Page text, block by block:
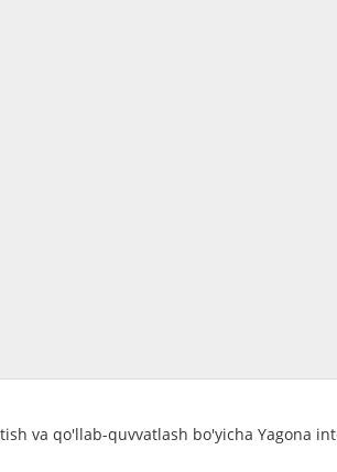
va qo'llab-quvvatlash bo'yicha Yagona